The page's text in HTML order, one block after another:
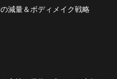
減量＆ボディメイク戦略